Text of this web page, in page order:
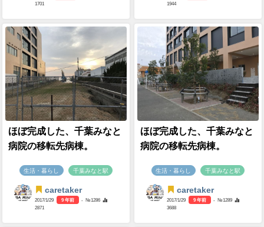
1701
1944
ほぼ完成した、千葉みなと
病院の移転先病棟。
生活・暮らし 千葉みなと駅
caretaker
2017/1/29 9 年前
- №1286
2871
ほぼ完成した、千葉みなと
病院の移転先病棟。
生活・暮らし 千葉みなと駅
caretaker
2017/1/29 9 年前
- №1289
3688